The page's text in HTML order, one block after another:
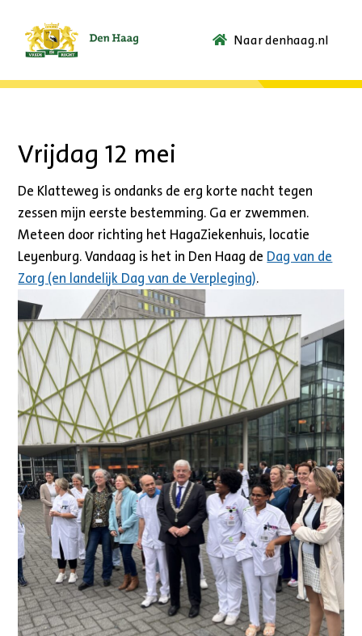
Ga
de
Naar denhaag.nl
Vrijdag 12 mei
De Klatteweg is ondanks de erg korte nacht tegen
zessen mijn eerste bestemming. Ga er zwemmen.
Meteen door richting het HagaZiekenhuis, locatie
Leyenburg. Vandaag is het in Den Haag de Dag van de
Zorg (en landelijk Dag van de Verpleging).